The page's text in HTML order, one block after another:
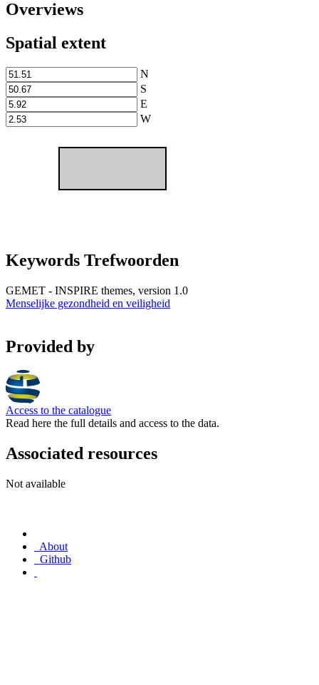
Overviews
Spatial extent
N
S
E
W
Keywords Trefwoorden
GEMET - INSPIRE themes, version 1.0
Menselijke gezondheid en veiligheid
Provided by
Access to the catalogue
Read here the full details and access to the data.
Associated resources
Not available
About
Github